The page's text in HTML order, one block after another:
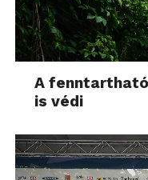
A
is védi